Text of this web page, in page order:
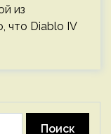
из
что Diablo IV